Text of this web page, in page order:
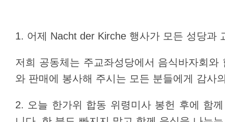
1. 어제 Nacht der Kirche 행사가 모든 성당과
저희 공동체는 주교좌성당에서 음식바자회와
와 판매에 봉사해 주시는 모든 분들에게 감사
2. 오늘 한가위 합동 위령미사 봉헌 후에 함